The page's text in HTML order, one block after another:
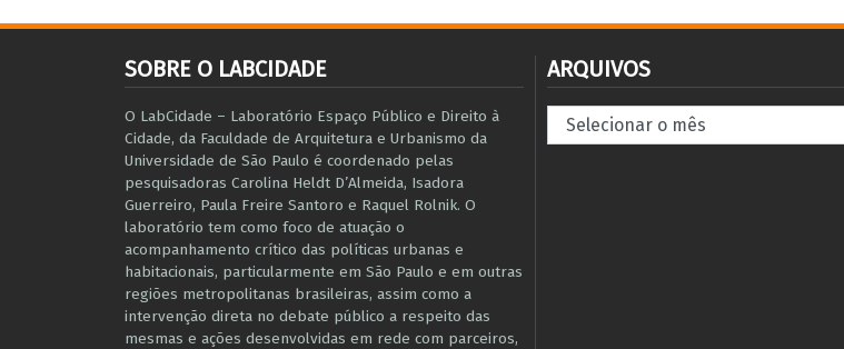
SOBRE O LABCIDADE
O LabCidade – Laboratório Espaço Público e Direito à
Cidade, da Faculdade de Arquitetura e Urbanismo da
Universidade de São Paulo é coordenado pelas
pesquisadoras Carolina Heldt D’Almeida, Isadora
Guerreiro, Paula Freire Santoro e Raquel Rolnik. O
laboratório tem como foco de atuação o
acompanhamento crítico das políticas urbanas e
habitacionais, particularmente em São Paulo e ​em outras
regiões metropolitanas brasileiras, assim como a
intervenção direta no debate público a respeito das
mesmas e ações desenvolvidas em r​e​de com parceiros,
ARQUIVOS
Arquivos